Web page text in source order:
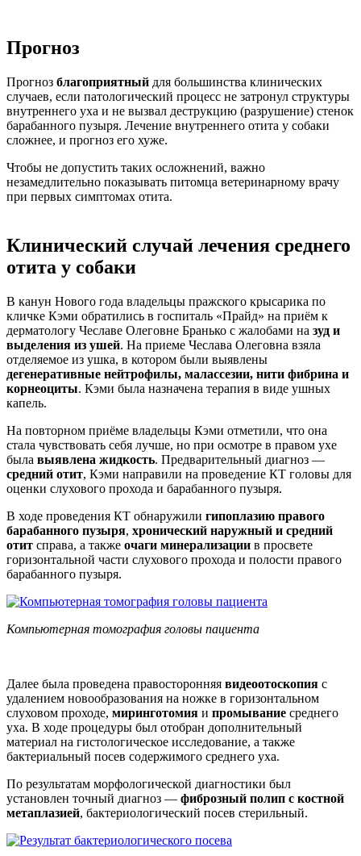
Прогноз
Прогноз благоприятный для большинства клинических
случаев, если патологический процесс не затронул структуры
внутреннего уха и не вызвал деструкцию (разрушение) стенок
барабанного пузыря. Лечение внутреннего отита у собаки
сложнее, и прогноз его хуже.
Чтобы не допустить таких осложнений, важно
незамедлительно показывать питомца ветеринарному врачу
при первых симптомах отита.
Клинический случай лечения среднего
отита у собаки
В канун Нового года владельцы пражского крысарика по
кличке Кэми обратились в госпиталь «Прайд» на приём к
дерматологу Чеславе Олеговне Бранько с жалобами на зуд и
выделения из ушей. На приеме Чеслава Олеговна взяла
отделяемое из ушка, в котором были выявлены
дегенеративные нейтрофилы, малассезии, нити фибрина и
корнеоциты. Кэми была назначена терапия в виде ушных
капель.
На повторном приёме владельцы Кэми отметили, что она
стала чувствовать себя лучше, но при осмотре в правом ухе
была выявлена жидкость. Предварительный диагноз —
средний отит, Кэми направили на проведение КТ головы для
оценки слухового прохода и барабанного пузыря.
В ходе проведения КТ обнаружили гипоплазию правого
барабанного пузыря, хронический наружный и средний
отит справа, а также очаги минерализации в просвете
горизонтальной части слухового прохода и полости правого
барабанного пузыря.
Компьютерная томография головы пациента
Далее была проведена правосторонняя видеоотоскопия с
удалением новообразования на ножке в горизонтальном
слуховом проходе, миринготомия и промывание среднего
уха. В ходе процедуры был отобран дополнительный
материал на гистологическое исследование, а также
бактериальный посев содержимого среднего уха.
По результатам морфологической диагностики был
установлен точный диагноз — фиброзный полип с костной
метаплазией, бактериологический посев стерильный.